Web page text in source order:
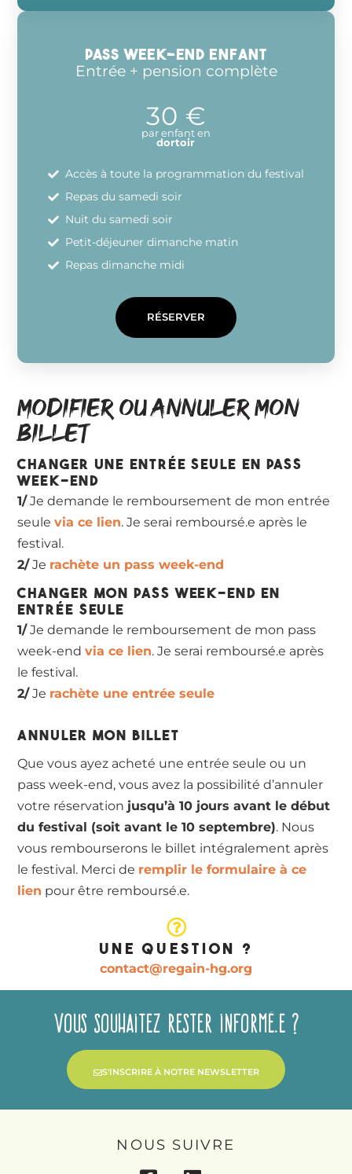
PASS week-end enfant
Entrée + pension complète
30 €
par enfant en
dortoir
Accès à toute la programmation du festival
Repas du samedi soir
Nuit du samedi soir
Petit-déjeuner dimanche matin
Repas dimanche midi
RÉSERVER
modifier ou annuler mon
billet
changer une entrée seule en pass
week-end
1/Je demande le remboursement de mon entrée
seulevia ce lien. Je serai remboursé.e après le
festival.
2/Je rachète un pass week-end
changer mon pass week-end en
entrée seule
1/Je demande le remboursement de mon pass
week-endvia ce lien. Je serai remboursé.e après
le festival.
2/Je rachète une entrée seule
Annuler mon billet
Que vous ayez acheté une entrée seule ou un
pass week-end, vous avez la possibilité d’annuler
votre réservation jusqu’à 10 jours avant le début
du festival (soit avant le 10 septembre). Nous
vous rembourserons le billet intégralement après
le festival. Merci de remplir le formulaire à ce
lien pour être remboursé.e.
UNE QUESTION ?
contact@regain-hg.org
Vous souhaitez rester informé.e ?
S'INSCRIRE À NOTRE NEWSLETTER
NOUS SUIVRE